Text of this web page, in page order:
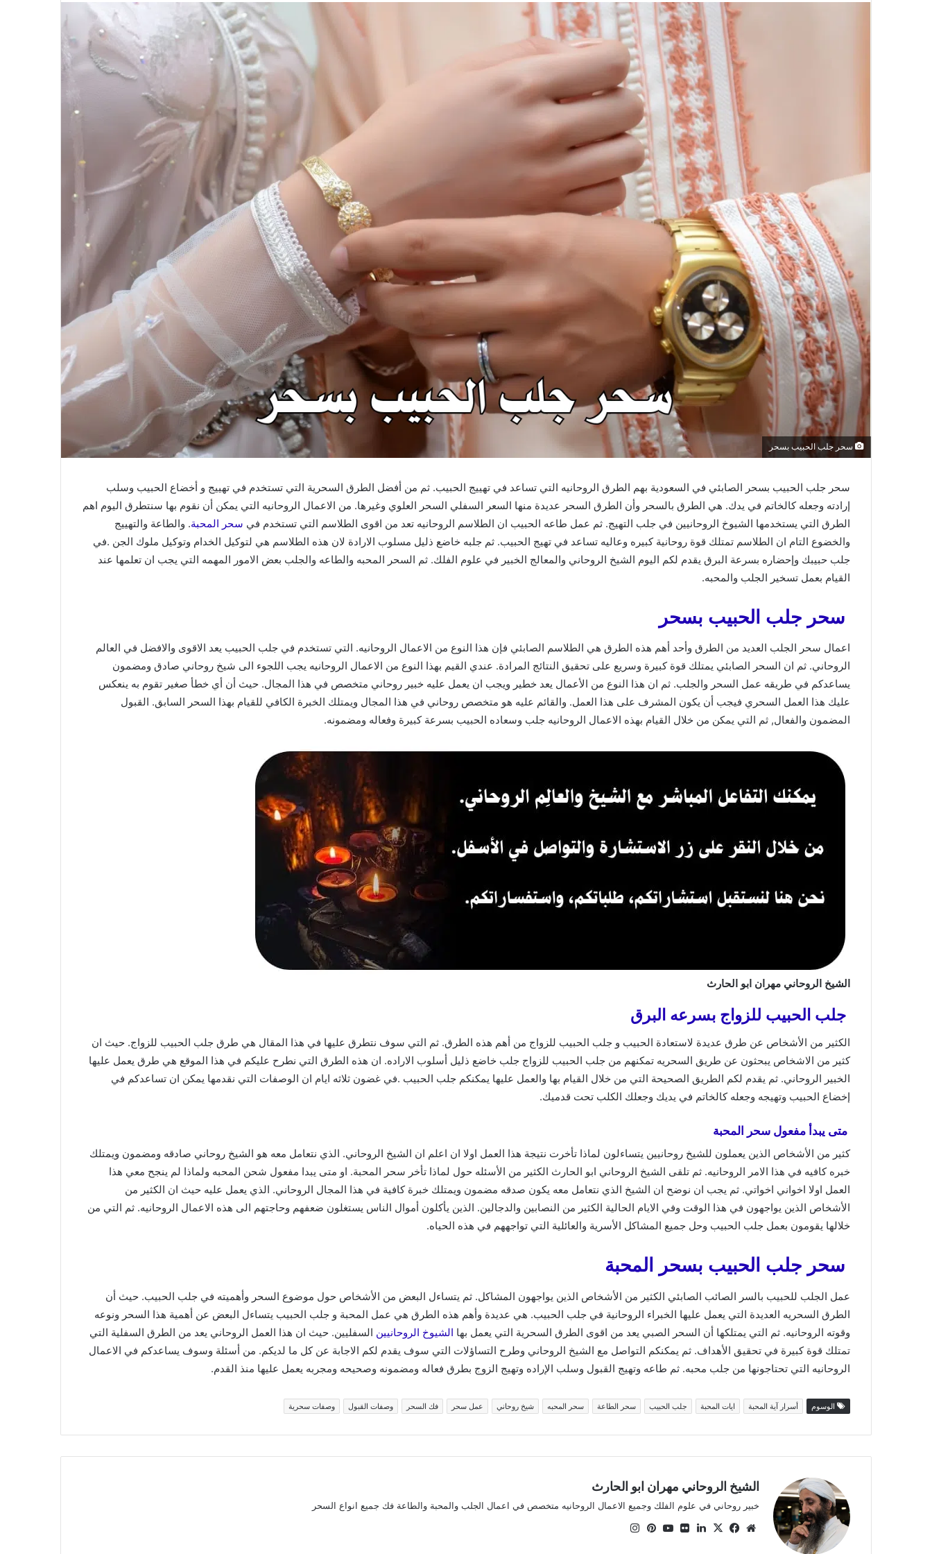
سحر جلب الحبيب بسحر
سحر جلب الحبيب بسحر الصابئي في السعودية بهم الطرق الروحانيه التي تساعد في تهييج الحبيب. ثم من أفضل الطرق السحرية التي تستخدم في تهييج و أخضاع الحبيب وسلب
إرادته وجعله كالخاتم في يدك. هي الطرق بالسحر وأن الطرق السحر عديدة منها السعر السفلي السحر العلوي وغيرها. من الاعمال الروحانيه التي يمكن أن نقوم بها سنتطرق اليوم اهم
الطرق التي يستخدمها الشيوخ الروحانيين في جلب التهيج. ثم عمل طاعه الحبيب ان الطلاسم الروحانيه تعد من اقوى الطلاسم التي تستخدم في سحر المحبة. والطاعة والتهييج
والخضوع التام ان الطلاسم تمتلك قوة روحانية كبيره وعاليه تساعد في تهيج الحبيب. ثم جلبه خاضع ذليل مسلوب الارادة لان هذه الطلاسم هي لتوكيل الخدام وتوكيل ملوك الجن .في
جلب حبيبك وإحضاره بسرعة البرق يقدم لكم اليوم الشيخ الروحاني والمعالج الخبير في علوم الفلك. ثم السحر المحبه والطاعه والجلب بعض الامور المهمه التي يجب ان تعلمها عند
القيام بعمل تسخير الجلب والمحبه.
سحر جلب الحبيب بسحر
اعمال سحر الجلب العديد من الطرق وأحد أهم هذه الطرق هي الطلاسم الصابئي فإن هذا النوع من الاعمال الروحانيه. التي تستخدم في جلب الحبيب يعد الاقوى والافضل في العالم
الروحاني. ثم ان السحر الصابئي يمتلك قوة كبيرة وسريع على تحقيق النتائج المرادة. عندي القيم بهذا النوع من الاعمال الروحانيه يجب اللجوء الى شيخ روحاني صادق ومضمون
يساعدكم في طريقه عمل السحر والجلب. ثم ان هذا النوع من الأعمال يعد خطير ويجب ان يعمل عليه خبير روحاني متخصص في هذا المجال. حيث أن أي خطأ صغير تقوم به ينعكس
عليك هذا العمل السحري فيجب أن يكون المشرف على هذا العمل. والقائم عليه هو متخصص روحاني في هذا المجال ويمتلك الخبرة الكافي للقيام بهذا السحر السابق. القبول
المضمون والفعال, ثم التي يمكن من خلال القيام بهذه الاعمال الروحانيه جلب وسعاده الحبيب بسرعة كبيرة وفعاله ومضمونه.
الشيخ الروحاني مهران ابو الحارث
جلب الحبيب للزواج بسرعه البرق
الكثير من الأشخاص عن طرق عديدة لاستعادة الحبيب و جلب الحبيب للزواج من أهم هذه الطرق. ثم التي سوف نتطرق عليها في هذا المقال هي طرق جلب الحبيب للزواج. حيث ان
كثير من الاشخاص يبحثون عن طريق السحريه تمكنهم من جلب الحبيب للزواج جلب خاضع ذليل أسلوب الاراده. ان هذه الطرق التي نطرح عليكم في هذا الموقع هي طرق يعمل عليها
الخبير الروحاني. ثم يقدم لكم الطريق الصحيحة التي من خلال القيام بها والعمل عليها يمكنكم جلب الحبيب .في غضون ثلاثه ايام ان الوصفات التي نقدمها يمكن ان تساعدكم في
إخضاع الحبيب وتهيجه وجعله كالخاتم في يديك وجعلك الكلب تحت قدميك.
متى يبدأ مفعول سحر المحبة
كثير من الأشخاص الذين يعملون للشيخ روحانيين يتساءلون لماذا تأخرت نتيجة هذا العمل اولا ان اعلم ان الشيخ الروحاني. الذي نتعامل معه هو الشيخ روحاني صادقه ومضمون ويمتلك
خبره كافيه في هذا الامر الروحانيه. ثم تلقى الشيخ الروحاني ابو الحارث الكثير من الأسئله حول لماذا تأخر سحر المحبة. او متى يبدا مفعول شحن المحبه ولماذا لم ينجح معي هذا
العمل اولا اخواني اخواتي. ثم يجب ان نوضح ان الشيخ الذي نتعامل معه يكون صدقه مضمون ويمتلك خبرة كافية في هذا المجال الروحاني. الذي يعمل عليه حيث ان الكثير من
الأشخاص الذين يواجهون في هذا الوقت وفي الايام الحالية الكثير من النصابين والدجالين. الذين يأكلون أموال الناس يستغلون ضعفهم وحاجتهم الى هذه الاعمال الروحانيه. ثم التي من
خلالها يقومون بعمل جلب الحبيب وحل جميع المشاكل الأسرية والعائلية التي تواجههم في هذه الحياه.
سحر جلب الحبيب بسحر المحبة
عمل الجلب للحبيب بالسر الصائب الصابئي الكثير من الأشخاص الذين يواجهون المشاكل. ثم يتساءل البعض من الأشخاص حول موضوع السحر وأهميته في جلب الحبيب. حيث أن
الطرق السحريه العديدة التي يعمل عليها الخبراء الروحانية في جلب الحبيب. هي عديدة وأهم هذه الطرق هي عمل المحبة و جلب الحبيب يتساءل البعض عن أهمية هذا السحر ونوعه
وقوته الروحانيه. ثم التي يمتلكها أن السحر الصبي يعد من اقوى الطرق السحرية التي يعمل بها الشيوخ الروحانيين السفليين. حيث ان هذا العمل الروحاني يعد من الطرق السفلية التي
تمتلك قوة كبيرة في تحقيق الأهداف. ثم يمكنكم التواصل مع الشيخ الروحاني وطرح التساؤلات التي سوف يقدم لكم الاجابة عن كل ما لديكم. من أسئلة وسوف يساعدكم في الاعمال
الروحانيه التي تحتاجونها من جلب محبه. ثم طاعه وتهيج القبول وسلب الإراده وتهيج الزوج بطرق فعاله ومضمونه وصحيحه ومجربه يعمل عليها منذ القدم.
الوسوم أسرار آية المحبة ايات المحبة جلب الحبيب سحر الطاعة سحر المحبه شيخ روحاني عمل سحر فك السحر وصفات القبول وصفات سحرية
الشيخ الروحاني مهران ابو الحارث
خبير روحاني في علوم الفلك وجميع الاعمال الروحانيه متخصص في اعمال الجلب والمحبة والطاعة فك جميع انواع السحر
موقعفيسبوك
X لينكدإن
صور يوتيوببينتيريست